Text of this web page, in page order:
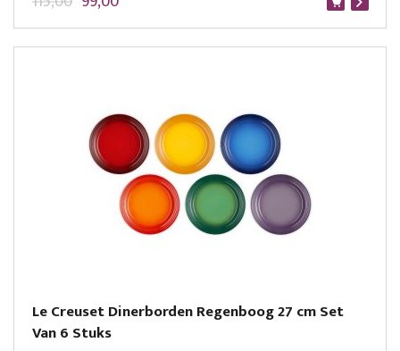
Le Creuset Dinerborden Regenboog 27 cm Set
Van 6 Stuks